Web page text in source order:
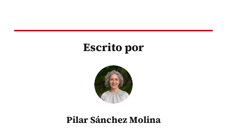
Escrito por
Pilar Sánchez Molina